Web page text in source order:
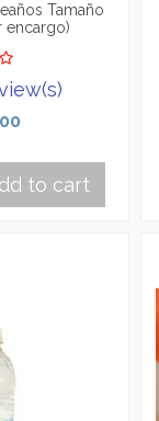
Tamaño
encargo)
to cart